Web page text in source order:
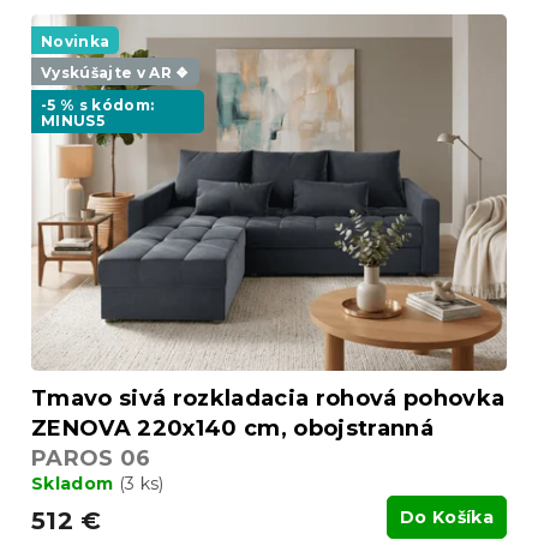
e
p
d
V
u
o
Novinka
Vyskúšajte v AR ❖
-5 % s kódom:
MINUS5
Tmavo sivá rozkladacia rohová pohovka
ZENOVA 220x140 cm, obojstranná
PAROS 06
Skladom (3 ks)
512 € Do Košíka